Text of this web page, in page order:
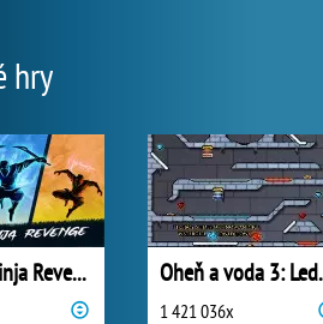
hry
Shadow Ninja Revenge Oheň
1 421 036x